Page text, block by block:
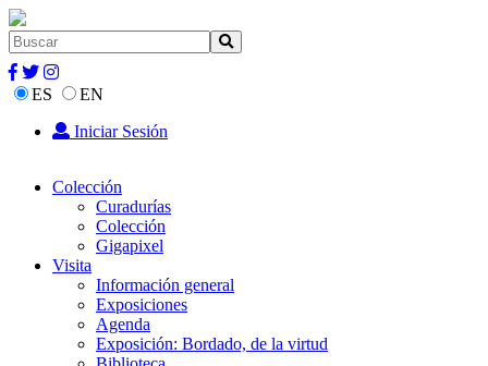
ES
EN
Iniciar Sesión
Colección
Curadurías
Colección
Gigapixel
Visita
Información general
Exposiciones
Agenda
Exposición: Bordado, de la virtud